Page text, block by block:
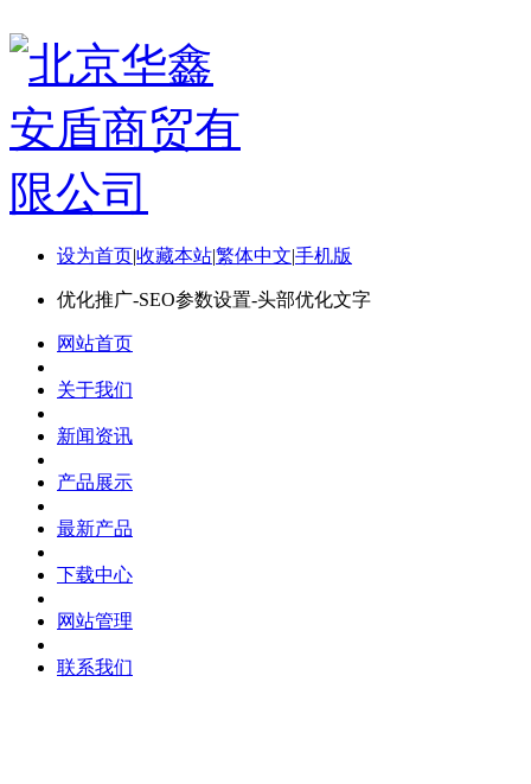
设为首页|收藏本站|繁体中文|手机版
优化推广-SEO参数设置-头部优化文字
网站首页
关于我们
新闻资讯
产品展示
最新产品
下载中心
网站管理
联系我们